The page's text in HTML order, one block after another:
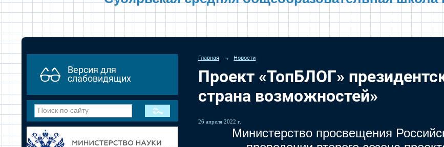
Версия для
слабовидящих
Главная → Новости
Проект «ТопБЛОГ»
страна возможностей»
26 апреля 2022 г.
Министерство просвещения